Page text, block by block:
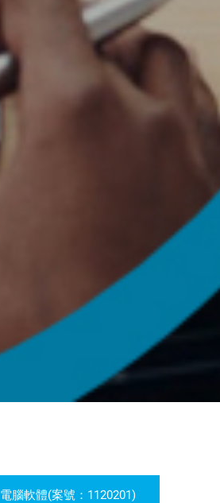
電腦軟體(案號：1120201)